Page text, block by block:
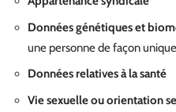
Données génétiques et
une personne de façon unique
Données relatives à la santé
Vie sexuelle ou orientation